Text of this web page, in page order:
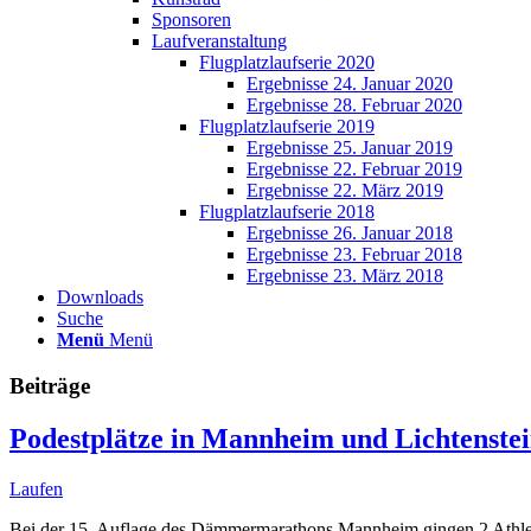
Sponsoren
Laufveranstaltung
Flugplatzlaufserie 2020
Ergebnisse 24. Januar 2020
Ergebnisse 28. Februar 2020
Flugplatzlaufserie 2019
Ergebnisse 25. Januar 2019
Ergebnisse 22. Februar 2019
Ergebnisse 22. März 2019
Flugplatzlaufserie 2018
Ergebnisse 26. Januar 2018
Ergebnisse 23. Februar 2018
Ergebnisse 23. März 2018
Downloads
Suche
Menü Menü
Beiträge
Podestplätze in Mannheim und
Laufen